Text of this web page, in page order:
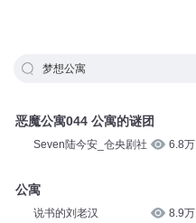
梦想公寓
恶魔公寓044 公寓的谜团
Seven陆今安_仓央剧社 6.8万
公寓
说书的刘老汉 8.9万